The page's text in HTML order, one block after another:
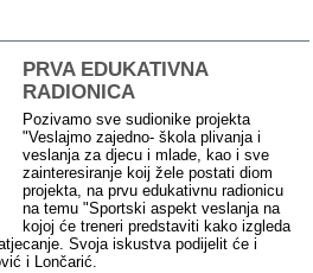
PRVA EDUKATIVNA
RADIONICA
Pozivamo sve sudionike projekta
"Veslajmo zajedno- škola plivanja i
veslanja za djecu i mlade, kao i sve
zainteresiranje koij žele postati diom
projekta, na prvu edukativnu radionicu
na temu "Sportski aspekt veslanja na
kojoj će treneri predstaviti kako izgleda
Svoja iskustva podijelit će i
i Lončarić.